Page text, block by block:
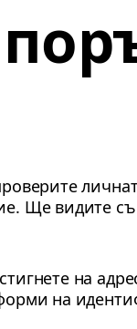
Ще видите
на
на